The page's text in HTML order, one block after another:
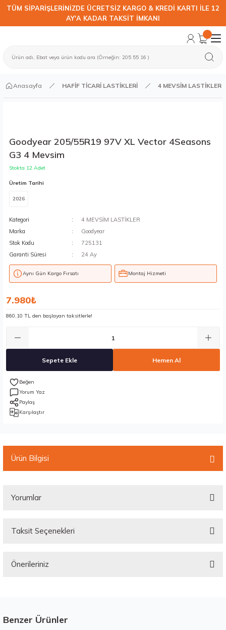
TÜM SİPARİŞLERİNİZDE ÜCRETSİZ KARGO & KREDİ KARTI İLE 12
AY'A KADAR TAKSİT İMKANI
Anasayfa HAFİF TİCARİ LASTİKLERİ 4 MEVSİM LASTİKLER
Goodyear 205/55R19 97V XL Vector 4Seasons
G3 4 Mevsim
Stokta 12 Adet
Üretim Tarihi
2026
Kategori
4 MEVSİM LASTİKLER
Marka
Goodyear
Stok Kodu
725131
Garanti Süresi
24 Ay
Aynı Gün Kargo Fırsatı Montaj Hizmeti
7.980₺
860,10 TL den başlayan taksitlerle!
Sepete Ekle Hemen Al
Yorum Yaz
Paylaş
Karşılaştır
Ürün Bilgisi
Yorumlar
Taksit Seçenekleri
Önerileriniz
Görüş ve önerileriniz için teşekkür ederiz.
Benzer Ürünler